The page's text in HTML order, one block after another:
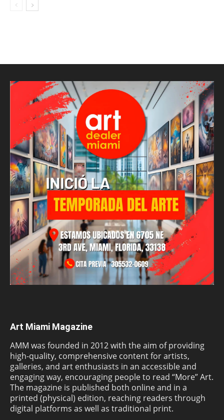
Art Miami Magazine
AMM was founded in 2012 with the aim of providing
high-quality, comprehensive content for artists,
galleries, and art enthusiasts in an accessible and
engaging way, encouraging people to read “More” Art.
The magazine is published both online and in a
printed (physical) edition, reaching readers through
digital platforms as well as traditional print.